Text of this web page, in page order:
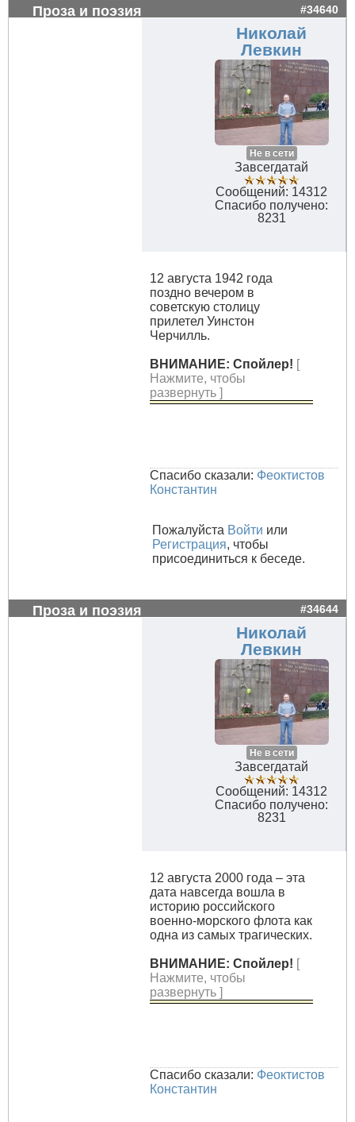
Проза и поэзия #34640
Николай
Левкин
Не в сети
Завсегдатай
Сообщений: 14312
Спасибо получено:
8231
12 августа 1942 года
поздно вечером в
советскую столицу
прилетел Уинстон
Черчилль.
ВНИМАНИЕ: Спойлер! [
Нажмите, чтобы
развернуть ]
Спасибо сказали: Феоктистов
Константин
Пожалуйста Войти или
Регистрация, чтобы
присоединиться к беседе.
Проза и поэзия #34644
Николай
Левкин
Не в сети
Завсегдатай
Сообщений: 14312
Спасибо получено:
8231
12 августа 2000 года – эта
дата навсегда вошла в
историю российского
военно-морского флота как
одна из самых трагических.
ВНИМАНИЕ: Спойлер! [
Нажмите, чтобы
развернуть ]
Спасибо сказали: Феоктистов
Константин